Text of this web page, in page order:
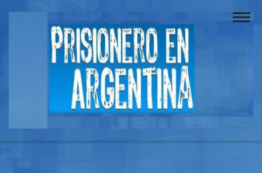
Buscador
Documentos